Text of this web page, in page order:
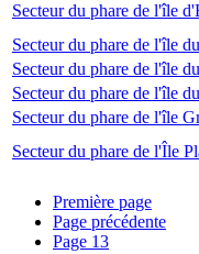
Secteur du phare de l'île
Secteur du phare de l'île
Secteur du phare de l'île
Secteur du phare de l'île
Secteur du phare de l'île
Secteur du phare de l'Île
Première page
Page précédente
Page 13